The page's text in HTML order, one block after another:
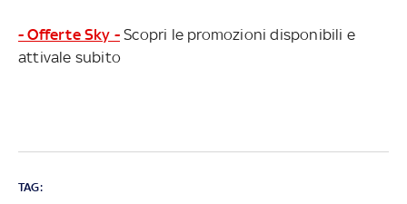
- Offerte Sky - Scopri le promozioni disponibili e
attivale subito
TAG: